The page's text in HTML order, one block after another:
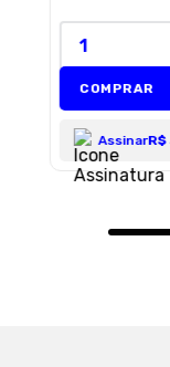
1
COMPRAR
AssinarR$